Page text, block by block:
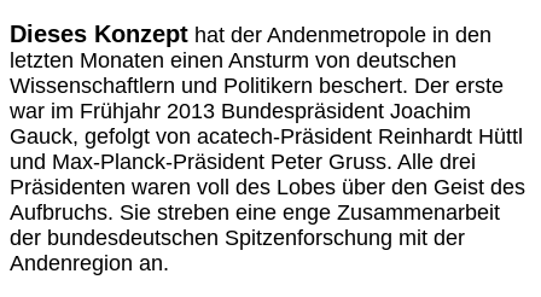
Dieses Konzept hat der Andenmetropole in den
letzten Monaten einen Ansturm von deutschen
Wissenschaftlern und Politikern beschert. Der erste
war im Frühjahr 2013 Bundespräsident Joachim
Gauck, gefolgt von acatech-Präsident Reinhardt Hüttl
und Max-Planck-Präsident Peter Gruss. Alle drei
Präsidenten waren voll des Lobes über den Geist des
Aufbruchs. Sie streben eine enge Zusammenarbeit
der bundesdeutschen Spitzenforschung mit der
Andenregion an.